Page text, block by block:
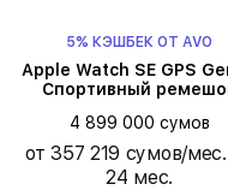
Цвет корпуса
Связь
5% КЭШБЕК ОТ AVO
Apple Watch SE GPS
Спортивный
Starlight
4 899 000 сумов
от 357 219 сумов/
24 мес.